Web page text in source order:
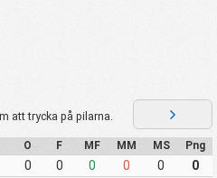
att trycka på pilarna.
O F MF MM MS Png
0 0 0 0 0 0